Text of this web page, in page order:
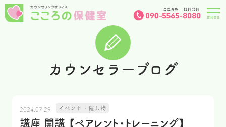
カウンセラーブログ
2024.07.29 イベント・催し物
講座 開講 【ペアレント・トレーニング】